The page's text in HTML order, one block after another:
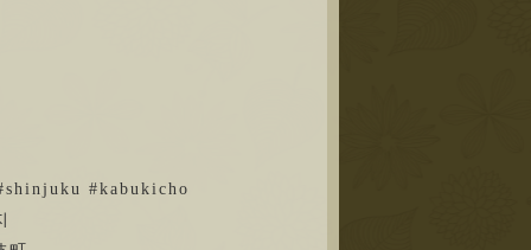
#kabukicho